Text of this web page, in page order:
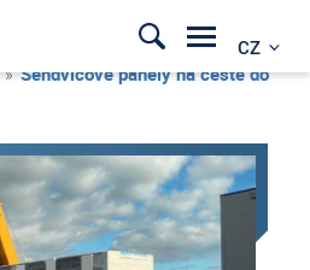
CZ
»Sendvičové panely na cestě do